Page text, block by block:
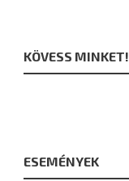
KÖVESS MINKET!
ESEMÉNYEK